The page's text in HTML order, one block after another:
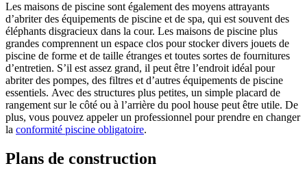
Les maisons de piscine sont également des moyens attrayants
d’abriter des équipements de piscine et de spa, qui est souvent des
éléphants disgracieux dans la cour. Les maisons de piscine plus
grandes comprennent un espace clos pour stocker divers jouets de
piscine de forme et de taille étranges et toutes sortes de fournitures
d’entretien. S’il est assez grand, il peut être l’endroit idéal pour
abriter des pompes, des filtres et d’autres équipements de piscine
essentiels. Avec des structures plus petites, un simple placard de
rangement sur le côté ou à l’arrière du pool house peut être utile. De
plus, vous pouvez appeler un professionnel pour prendre en changer
la conformité piscine obligatoire.
Plans de construction